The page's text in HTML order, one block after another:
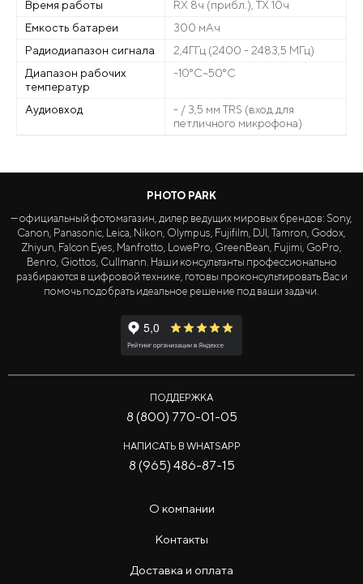
Время работы
RX 8ч (прибл.), TX 10ч
Емкость батареи
300 мАч
Радиодиапазон сигнала
2,4ГГц (2400 - 2483,5 МГц)
Диапазон рабочих
температур
-10°C~50°C
Аудиовход
- / 3,5 мм TRS (вход для
петличного микрофона)
PHOTO PARK
— официальный фотомагазин, дилер ведущих мировых брендов: Sony,
Canon, Panasonic, Leica, Nikon, Olympus, Fujifilm, DJI, Tamron, Godox,
Zhiyun, Falcon Eyes, Manfrotto, LowePro, GreenBean, Fujimi, GoPro,
Benro, Giottos, Cullmann. Наши консультанты профессионально
разбираются в цифровой технике, готовы проконсультировать Вас и
помочь подобрать идеальное решение под ваши задачи.
ПОДДЕРЖКА
8 (800) 770-01-05
НАПИСАТЬ В WHATSAPP
8 (965) 486-87-15
О компании
Контакты
Доставка и оплата